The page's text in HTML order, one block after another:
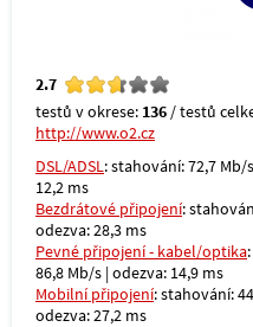
2.7
testů v okrese: 136 / testů
http://www.o2.cz
DSL/ADSL: stahování: 72,7 Mb/
12,2 ms
Bezdrátové připojení:
odezva: 28,3 ms
Pevné připojení - kabel/optika
86,8 Mb/s | odezva: 14,9 ms
Mobilní připojení: stahování:
odezva: 27,2 ms